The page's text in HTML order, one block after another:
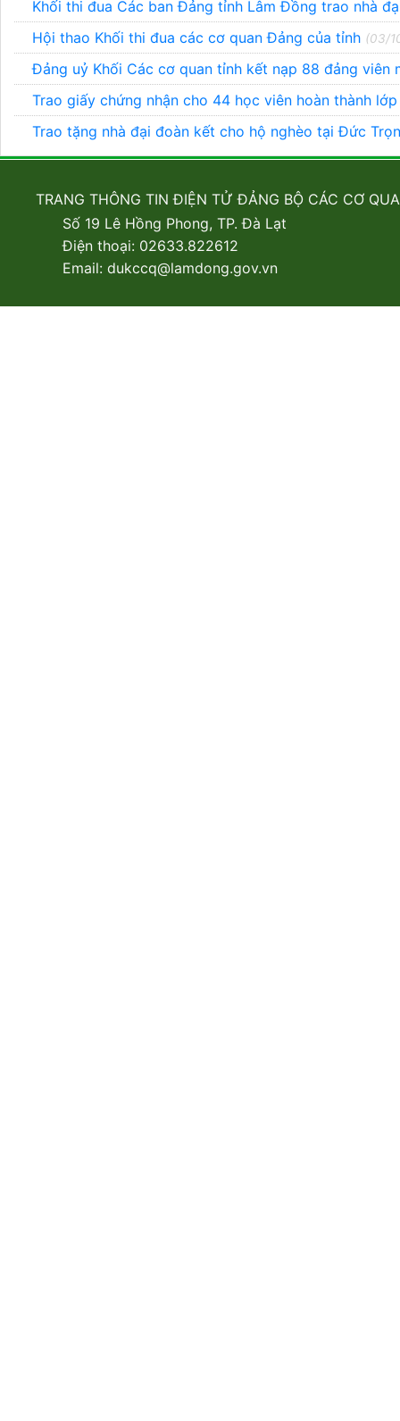
Khối thi đua Các ban Đảng tỉnh Lâm Đồng trao nhà
Hội thao Khối thi đua các cơ quan Đảng của tỉnh (03/
Đảng uỷ Khối Các cơ quan tỉnh kết nạp 88 đảng
Trao giấy chứng nhận cho 44 học viên hoàn thành
Trao tặng nhà đại đoàn kết cho hộ nghèo tại Đức
TRANG THÔNG TIN ĐIỆN TỬ ĐẢNG BỘ CÁC CƠ
Số 19 Lê Hồng Phong, TP. Đà Lạt
Điện thoại: 02633.822612
Email: dukccq@lamdong.gov.vn